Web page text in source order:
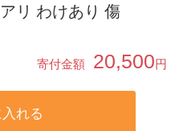
リ わけあり 傷
寄付金額 20,500円
れる